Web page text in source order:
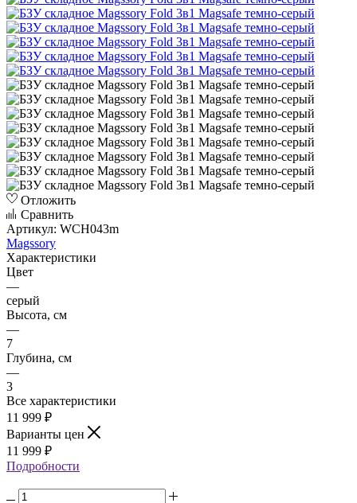
Отложить
Сравнить
Артикул: WCH043m
Magssory
Характеристики
Цвет
—
серый
Высота, см
—
7
Глубина, см
—
3
Все характеристики
11 999 ₽
Варианты цен
11 999 ₽
Подробности